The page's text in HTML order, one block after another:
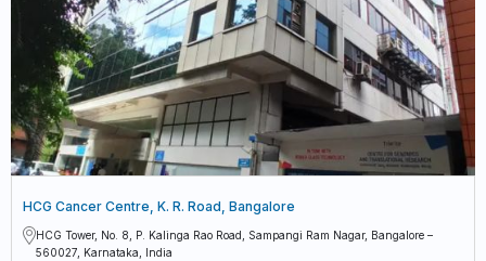
HCG Cancer Centre, K. R. Road, Bangalore
HCG Tower, No. 8, P. Kalinga Rao Road, Sampangi Ram Nagar, Bangalore –
560027, Karnataka, India